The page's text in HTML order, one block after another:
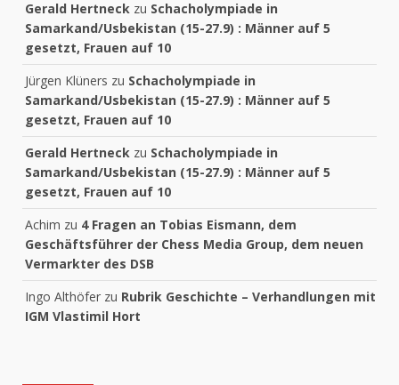
Gerald Hertneck zu Schacholympiade in
Samarkand/Usbekistan (15-27.9) : Männer auf 5
gesetzt, Frauen auf 10
Jürgen Klüners zu Schacholympiade in
Samarkand/Usbekistan (15-27.9) : Männer auf 5
gesetzt, Frauen auf 10
Gerald Hertneck zu Schacholympiade in
Samarkand/Usbekistan (15-27.9) : Männer auf 5
gesetzt, Frauen auf 10
Achim zu 4 Fragen an Tobias Eismann, dem
Geschäftsführer der Chess Media Group, dem neuen
Vermarkter des DSB
Ingo Althöfer zu Rubrik Geschichte – Verhandlungen mit
IGM Vlastimil Hort